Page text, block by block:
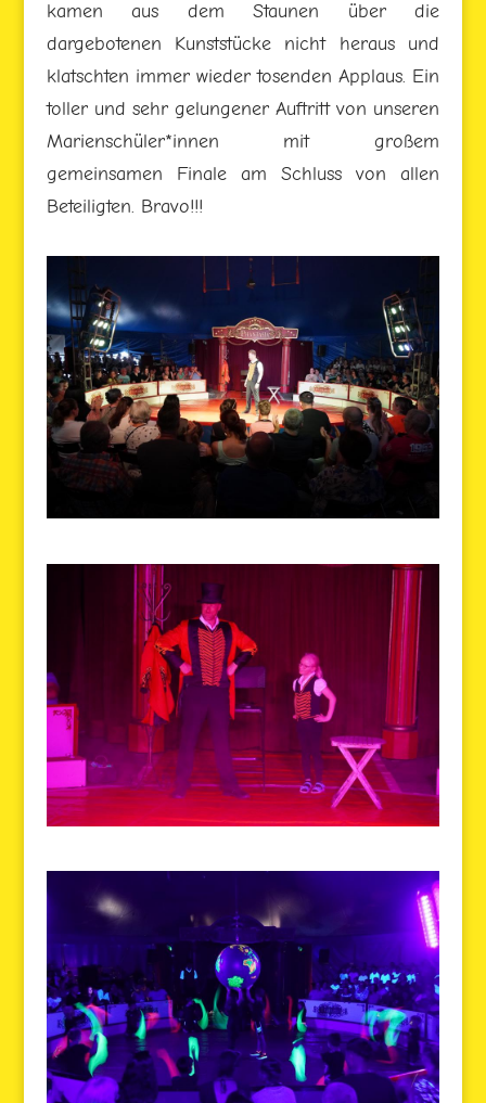
kamen aus dem Staunen über die
dargebotenen Kunststücke nicht heraus und
klatschten immer wieder tosenden Applaus. Ein
toller und sehr gelungener Auftritt von unseren
Marienschüler*innen mit großem
gemeinsamen Finale am Schluss von allen
Beteiligten. Bravo!!!